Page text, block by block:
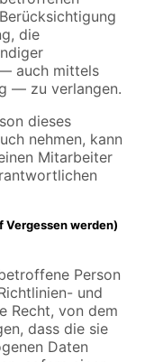
die
auch mittels
— zu verlangen.
dieses
nehmen, kann
Mitarbeiter
Vergessen werden)
Person
und
Recht, von dem
dass die sie
Daten